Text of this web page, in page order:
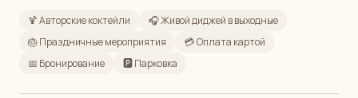
🍹 Авторские коктейли
🎧 Живой диджей в выходные
🎂 Праздничные мероприятия
💳 Оплата картой
📅 Бронирование
🅿️ Парковка